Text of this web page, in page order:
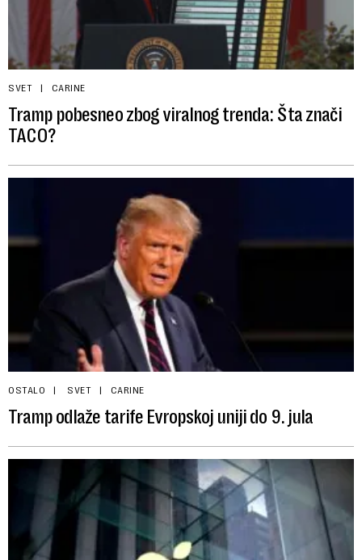
SVET CARINE
Tramp pobesneo zbog viralnog trenda: Šta znači
TACO?
OSTALO SVET CARINE
Tramp odlaže tarife Evropskoj uniji do 9. jula